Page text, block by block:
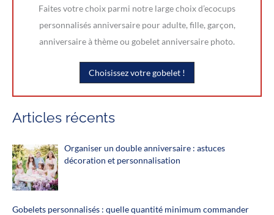
Faites votre choix parmi notre large choix d’ecocups
personnalisés anniversaire pour adulte, fille, garçon,
anniversaire à thème ou gobelet anniversaire photo.
Choisissez votre gobelet !
Articles récents
Organiser un double anniversaire : astuces
décoration et personnalisation
Gobelets personnalisés : quelle quantité minimum commander